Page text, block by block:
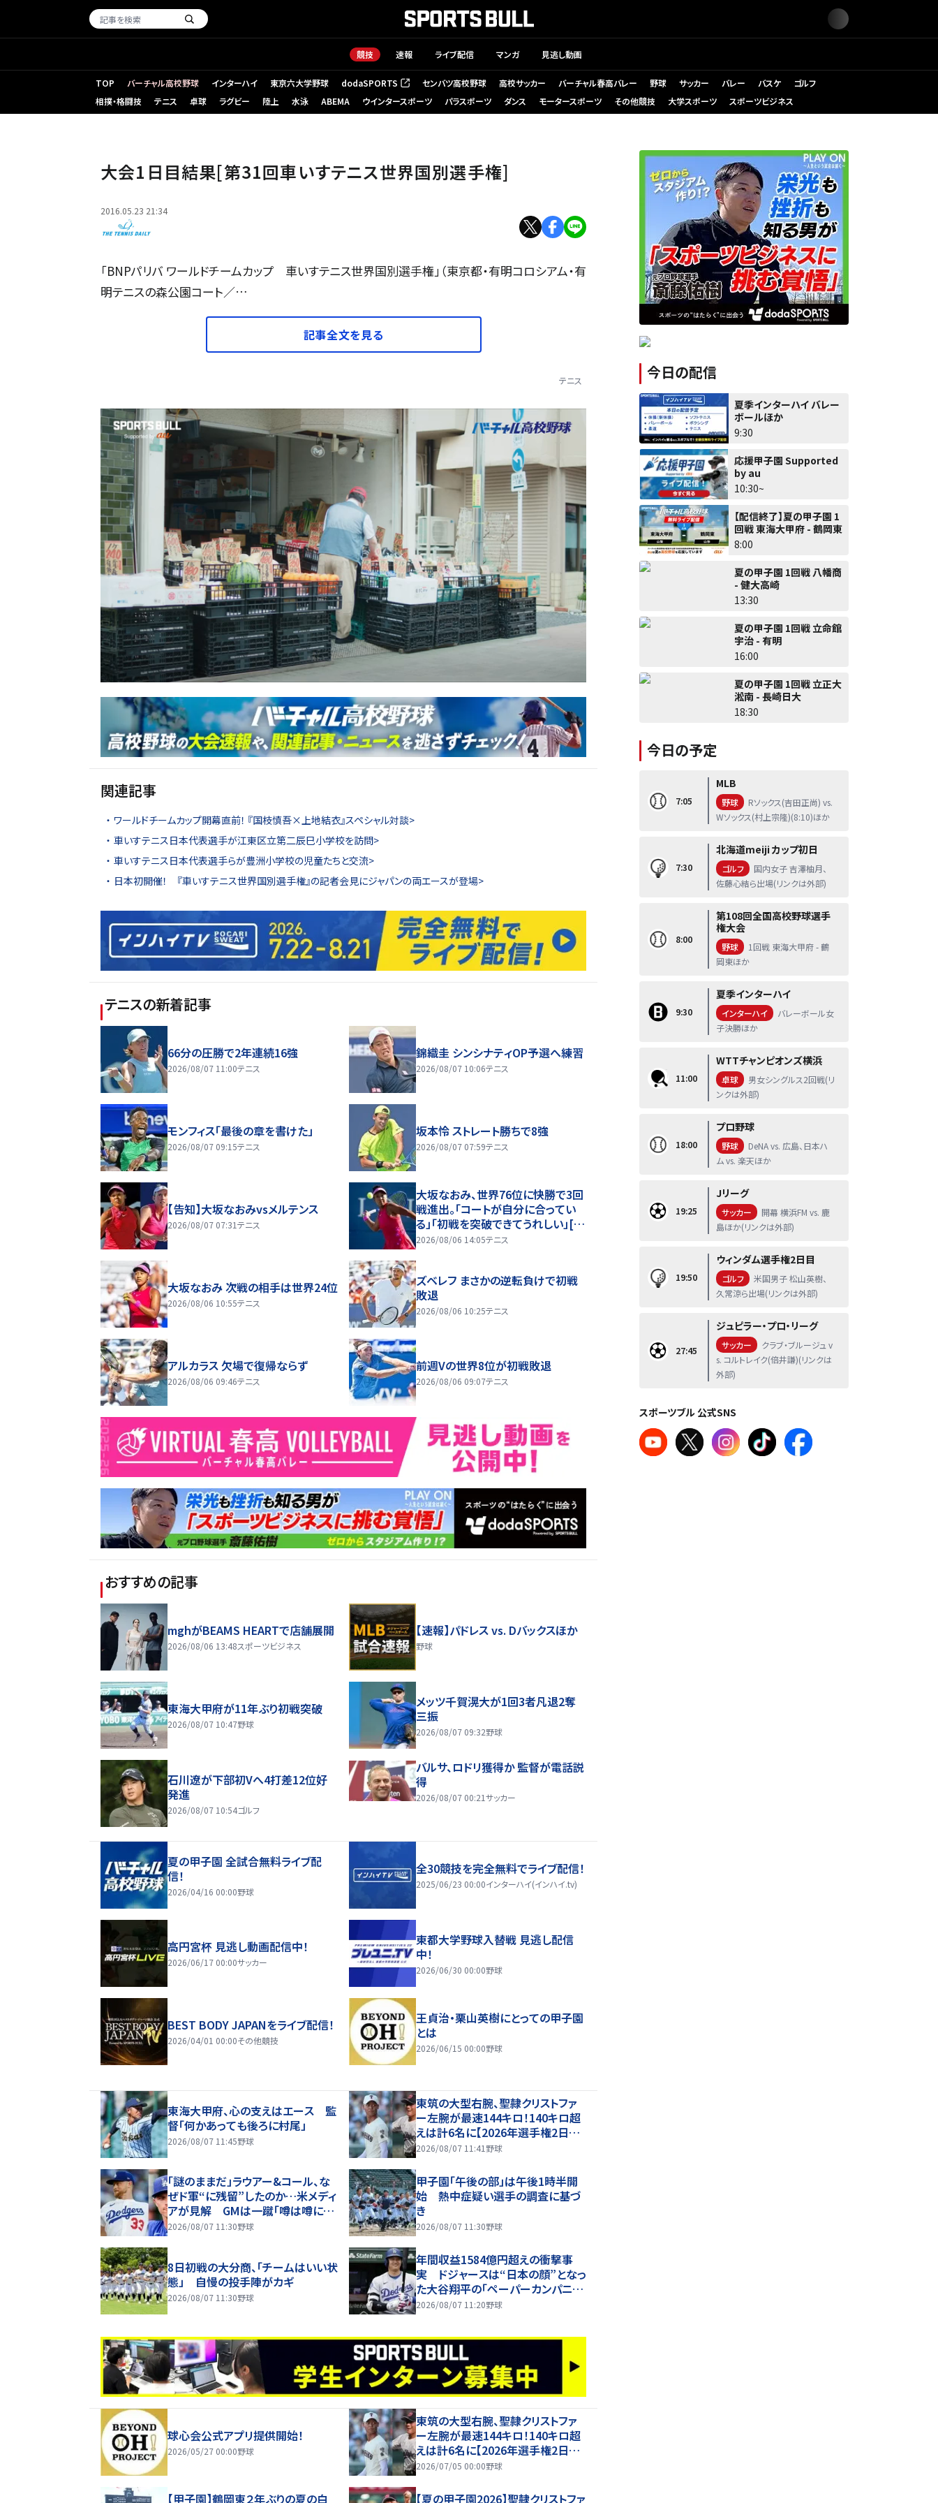
競技 速報 ライブ配信 マンガ 見逃し動画
TOP バーチャル高校野球 インターハイ 東京六大学野球 dodaSPORTS
（新しいタブで開く） センバツ高校野球 高校サッカー バーチャル春高バレー 野球 サッカー バレー バスケ
ゴルフ
相撲・格闘技
テニス 卓球 ラグビー 陸上 水泳 ABEMA ウインタースポーツ パラスポーツ ダンス モータースポーツ その他競技 大学スポーツ スポーツビジネス
大会1日目結果[第31回車いすテニス世界国別選手権]
2016.05.23 21:34
「BNPパリバ ワールドチームカップ 車いすテニス世界国別選手権」（東京都・有明コロシアム・有
明テニスの森公園コート／…
記事全文を見る
テニス
関連記事
ワールドチームカップ開幕直前！ 『国枝慎吾×上地結衣』スペシャル対談>
車いすテニス日本代表選手が江東区立第二辰巳小学校を訪問>
車いすテニス日本代表選手らが豊洲小学校の児童たちと交流>
日本初開催！ 『車いすテニス世界国別選手権』の記者会見にジャパンの両エースが登場>
テニスの新着記事
66分の圧勝で2年連続16強
2026/08/07 11:00テニス
錦織圭 シンシナティOP予選へ練習
2026/08/07 10:06テニス
モンフィス「最後の章を書けた」
2026/08/07 09:15テニス
坂本怜 ストレート勝ちで8強
2026/08/07 07:59テニス
【告知】大坂なおみvsメルテンス
2026/08/07 07:31テニス
大坂なおみ、世界76位に快勝で3回
戦進出。「コートが自分に合ってい
る」「初戦を突破できてうれしい」[ナ
ショナル・バンク・オープン]
2026/08/06 14:05テニス
大坂なおみ 次戦の相手は世界24位
2026/08/06 10:55テニス
ズベレフ まさかの逆転負けで初戦
敗退
2026/08/06 10:25テニス
アルカラス 欠場で復帰ならず
2026/08/06 09:46テニス
前週Vの世界8位が初戦敗退
2026/08/06 09:07テニス
おすすめの記事
mghがBEAMS HEARTで店舗展開
2026/08/06 13:48スポーツビジネス
【速報】パドレス vs. Dバックスほか
野球
東海大甲府が11年ぶり初戦突破
2026/08/07 10:47野球
メッツ千賀滉大が1回3者凡退2奪
三振
2026/08/07 09:32野球
石川遼が下部初Vへ4打差12位好
発進
2026/08/07 10:54ゴルフ
バルサ、ロドリ獲得か 監督が電話説
得
2026/08/07 00:21サッカー
夏の甲子園 全試合無料ライブ配
信！
2026/04/16 00:00野球
全30競技を完全無料でライブ配信！
2025/06/23 00:00インターハイ(インハイ.tv)
高円宮杯 見逃し動画配信中！
2026/06/17 00:00サッカー
東都大学野球入替戦 見逃し配信
中！
2026/06/30 00:00野球
BEST BODY JAPANをライブ配信！
2026/04/01 00:00その他競技
王貞治・栗山英樹にとっての甲子園
とは
2026/06/15 00:00野球
東海大甲府、心の支えはエース 監
督「何かあっても後ろに村尾」
2026/08/07 11:45野球
東筑の大型右腕、聖隷クリストファ
ー左腕が最速144キロ！140キロ超
えは計6名に【2026年選手権2日目・
球速一覧】
2026/08/07 11:41 野球
「謎のままだ」ラウアー&コール、な
ぜド軍“に残留”したのか…米メディ
アが見解 GMは一蹴「噂は噂に過
ぎない」
2026/08/07 11:30野球
甲子園「午後の部」は午後1時半開
始 熱中症疑い選手の調査に基づ
き
2026/08/07 11:30野球
8日初戦の大分商、「チームはいい状
態」 自慢の投手陣がカギ
2026/08/07 11:30野球
年間収益1584億円超えの衝撃事
実 ドジャースは“日本の顔”となっ
た大谷翔平の「ペーパーカンパニ
ー」 米記者が指摘した異次元の
2026/08/07 11:20野球
球心会公式アプリ提供開始！
2026/05/27 00:00野球
東筑の大型右腕、聖隷クリストファ
ー左腕が最速144キロ！140キロ超
えは計6名に【2026年選手権2日目・
球速一覧】
2026/07/05 00:00野球
【甲子園】鶴岡東２年ぶりの夏の白 【夏の甲子園2026】聖隷クリストファ
今日の配信
夏季インターハイ バレー
ボールほか
9:30
応援甲子園 Supported
by au
10:30~
【配信終了】夏の甲子園 1
回戦 東海大甲府 - 鶴岡東
8:00
夏の甲子園 1回戦 八幡商
- 健大高崎
13:30
夏の甲子園 1回戦 立命館
宇治 - 有明
16:00
夏の甲子園 1回戦 立正大
淞南 - 長崎日大
18:30
今日の予定
7:05
MLB
野球
Rソックス(吉田正尚) vs.
Wソックス(村上宗隆)(8:10)ほか
7:30
北海道meiji カップ初日
ゴルフ
国内女子 吉澤柚月、
佐藤心結ら出場(リンクは外部)
8:00
第108回全国高校野球選手
権大会
野球
1回戦 東海大甲府 - 鶴
岡東ほか
9:30
夏季インターハイ
インターハイ
バレーボール女
子決勝ほか
11:00
WTTチャンピオンズ横浜
卓球
男女シングルス2回戦(リ
ンクは外部)
18:00
プロ野球
野球
DeNA vs. 広島、日本ハ
ム vs. 楽天ほか
19:25
Jリーグ
サッカー
開幕 横浜FM vs. 鹿
島ほか(リンクは外部)
19:50
ウィンダム選手権2日目
ゴルフ
米国男子 松山英樹、
久常涼ら出場(リンクは外部)
27:45
ジュピラー・プロ・リーグ
サッカー
クラブ・ブルージュ v
s. コルトレイク(倍井謙)(リンクは
外部)
スポーツブル 公式SNS